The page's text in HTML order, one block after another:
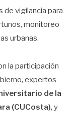
de vigilancia para
monitoreo
urbanas.
la participación
expertos
de la
(CUCosta), y